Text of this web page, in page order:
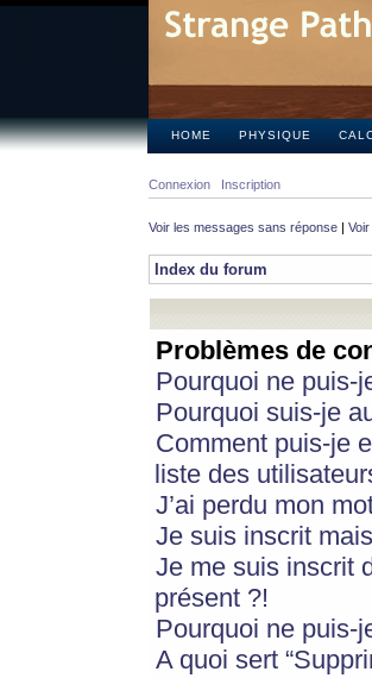
HOME PHYSIQUE
Connexion Inscription
Voir les messages sans réponse |
Index du forum
Problèmes de
Pourquoi ne puis-
Pourquoi suis-je
Comment puis-je
liste des
J’ai perdu mon
Je suis inscrit
Je me suis inscrit
présent ?!
Pourquoi ne puis-
A quoi sert